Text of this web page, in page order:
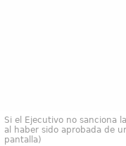
Si el Ejecutivo no sanciona
al haber sido aprobada de
pantalla)